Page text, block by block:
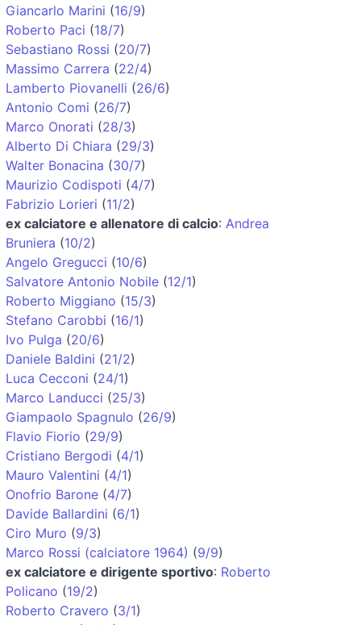
Giancarlo Marini (16/9)
Roberto Paci (18/7)
Sebastiano Rossi (20/7)
Massimo Carrera (22/4)
Lamberto Piovanelli (26/6)
Antonio Comi (26/7)
Marco Onorati (28/3)
Alberto Di Chiara (29/3)
Walter Bonacina (30/7)
Maurizio Codispoti (4/7)
Fabrizio Lorieri (11/2)
ex calciatore e allenatore di calcio: Andrea
Bruniera (10/2)
Angelo Gregucci (10/6)
Salvatore Antonio Nobile (12/1)
Roberto Miggiano (15/3)
Stefano Carobbi (16/1)
Ivo Pulga (20/6)
Daniele Baldini (21/2)
Luca Cecconi (24/1)
Marco Landucci (25/3)
Giampaolo Spagnulo (26/9)
Flavio Fiorio (29/9)
Cristiano Bergodi (4/1)
Mauro Valentini (4/1)
Onofrio Barone (4/7)
Davide Ballardini (6/1)
Ciro Muro (9/3)
Marco Rossi (calciatore 1964) (9/9)
ex calciatore e dirigente sportivo: Roberto
Policano (19/2)
Roberto Cravero (3/1)